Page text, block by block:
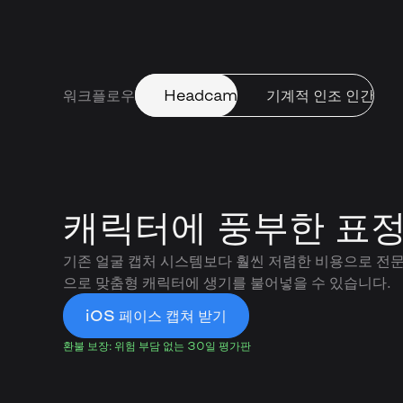
워크플로우 Headcam 기계적 인조 인간
캐릭터에 풍부한 표
기존 얼굴 캡처 시스템보다 훨씬 저렴한 비용으로 전
으로 맞춤형 캐릭터에 생기를 불어넣을 수 있습니다.
iOS 페이스 캡쳐 받기
환불 보장: 위험 부담 없는 30일 평가판